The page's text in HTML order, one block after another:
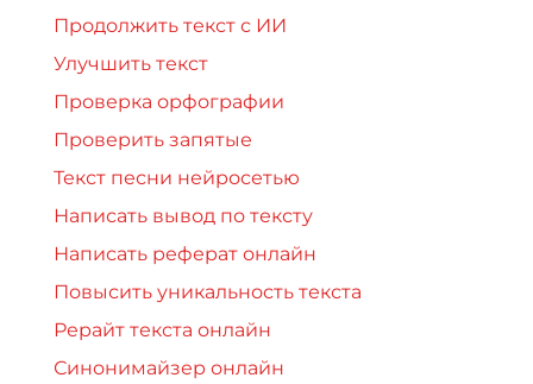
Продолжить текст с ИИ
Улучшить текст
Проверка орфографии
Проверить запятые
Текст песни нейросетью
Написать вывод по тексту
Написать реферат онлайн
Повысить уникальность текста
Рерайт текста онлайн
Синонимайзер онлайн